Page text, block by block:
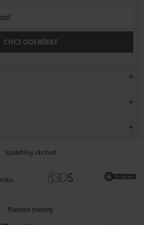
CHCI ODEBÍRAT
Spolehlivý obchod
Platební metody